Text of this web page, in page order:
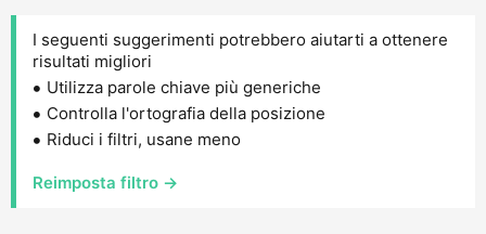
I seguenti suggerimenti potrebbero aiutarti a ottenere
risultati migliori
Utilizza parole chiave più generiche
Controlla l'ortografia della posizione
Riduci i filtri, usane meno
Reimposta filtro →